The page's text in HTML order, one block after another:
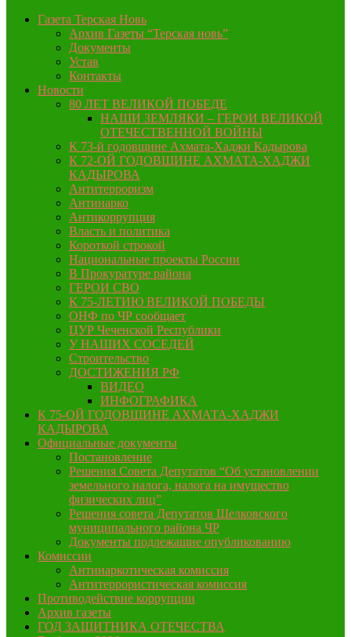
Газета Терская Новь
Архив Газеты “Терская новь”
Документы
Устав
Контакты
Новости
80 ЛЕТ ВЕЛИКОЙ ПОБЕДЕ
НАШИ ЗЕМЛЯКИ – ГЕРОИ ВЕЛИКОЙ
ОТЕЧЕСТВЕННОЙ ВОЙНЫ
К 73-й годовщине Ахмата-Хаджи Кадырова
К 72-ОЙ ГОДОВЩИНЕ АХМАТА-ХАДЖИ
КАДЫРОВА
Антитерроризм
Антинарко
Антикоррупция
Власть и политика
Короткой строкой
Национальные проекты России
В Прокуратуре района
ГЕРОИ СВО
К 75-ЛЕТИЮ ВЕЛИКОЙ ПОБЕДЫ
ОНФ по ЧР сообщает
ЦУР Чеченской Республики
У НАШИХ СОСЕДЕЙ
Строительство
ДОСТИЖЕНИЯ РФ
ВИДЕО
ИНФОГРАФИКА
К 75-ОЙ ГОДОВЩИНЕ АХМАТА-ХАДЖИ
КАДЫРОВА
Официальные документы
Постановление
Решения Совета Депутатов “Об установлении
земельного налога, налога на имущество
физических лиц”
Решения совета Депутатов Шелковского
муниципального района ЧР
Документы подлежащие опубликованию
Комиссии
Антинаркотическая комиссия
Антитеррористическая комиссия
Противодействие коррупции
Архив газеты
ГОД ЗАЩИТНИКА ОТЕЧЕСТВА